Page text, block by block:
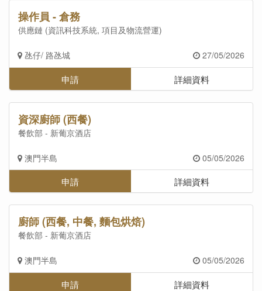
操作員 - 倉務
供應鏈 (資訊科技系統, 項目及物流營運)
氹仔/ 路氹城 27/05/2026
申請 詳細資料
資深廚師 (西餐)
餐飲部 - 新葡京酒店
澳門半島 05/05/2026
申請 詳細資料
廚師 (西餐, 中餐, 麵包烘焙)
餐飲部 - 新葡京酒店
澳門半島 05/05/2026
申請 詳細資料